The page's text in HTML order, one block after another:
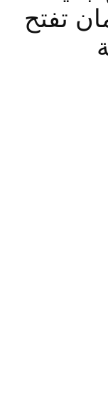
تفتح